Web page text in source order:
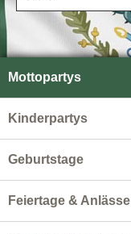
Mottopartys
Kinderpartys
Geburtstage
Feiertage & Anlässe